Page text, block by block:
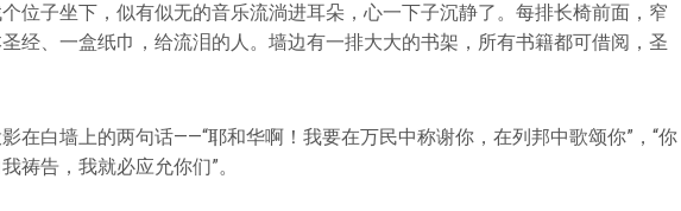
位子坐下，似有似无的音乐流淌进耳朵，心一下子沉静了。每排长椅前面，窄
经、一盒纸巾，给流泪的人。墙边有一排大大的书架，所有书籍都可借阅，圣
在白墙上的两句话——“耶和华啊！我要在万民中称谢你，在列邦中歌颂你”，“你
祷告，我就必应允你们”。